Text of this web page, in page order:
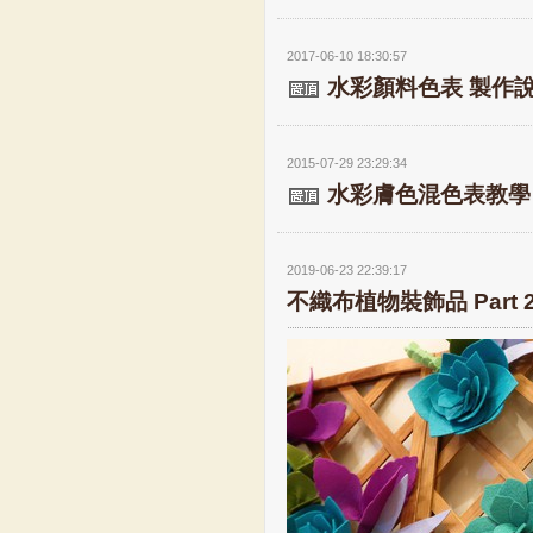
2017-06-10 18:30:57
水彩顏料色表 製作
2015-07-29 23:29:34
水彩膚色混色表教學
2019-06-23 22:39:17
不織布植物裝飾品 Part